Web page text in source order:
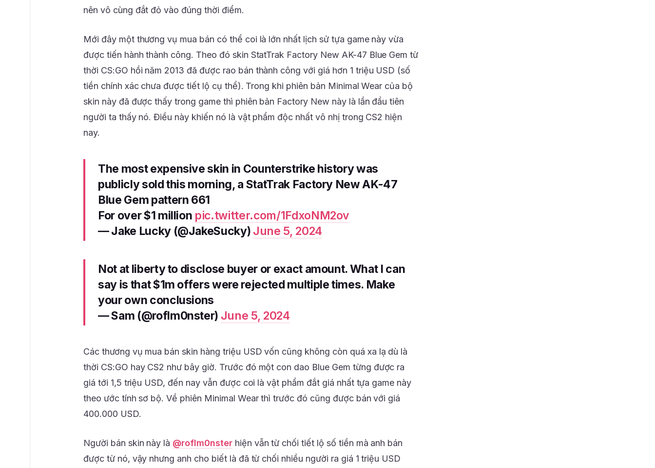
nên vô cùng đắt đỏ vào đúng thời điểm.
Mới đây một thương vụ mua bán có thể coi là lớn nhất lịch sử tựa game này vừa
được tiến hành thành công. Theo đó skin StatTrak Factory New AK-47 Blue Gem từ
thời CS:GO hồi năm 2013 đã được rao bán thành công với giá hơn 1 triệu USD (số
tiền chính xác chưa được tiết lộ cụ thể). Trong khi phiên bản Minimal Wear của bộ
skin này đã được thấy trong game thì phiên bản Factory New này là lần đầu tiên
người ta thấy nó. Điều này khiến nó là vật phẩm độc nhất vô nhị trong CS2 hiện
nay.
The most expensive skin in Counterstrike history was
publicly sold this morning, a StatTrak Factory New AK-47
Blue Gem pattern 661
For over $1 million pic.twitter.com/1FdxoNM2ov
— Jake Lucky (@JakeSucky) June 5, 2024
Not at liberty to disclose buyer or exact amount. What I can
say is that $1m offers were rejected multiple times. Make
your own conclusions
— Sam (@roflm0nster) June 5, 2024
Các thương vụ mua bán skin hàng triệu USD vốn cũng không còn quá xa lạ dù là
thời CS:GO hay CS2 như bây giờ. Trước đó một con dao Blue Gem từng được ra
giá tới 1,5 triệu USD, đến nay vẫn được coi là vật phẩm đắt giá nhất tựa game này
theo ước tính sơ bộ. Về phiên Minimal Wear thì trước đó cũng được bán với giá
400.000 USD.
Người bán skin này là @roflm0nsterhiện vẫn từ chối tiết lộ số tiền mà anh bán
được từ nó, vậy nhưng anh cho biết là đã từ chối nhiều người ra giá 1 triệu USD